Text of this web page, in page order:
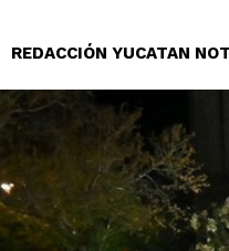
REDACCIÓN YUCATAN